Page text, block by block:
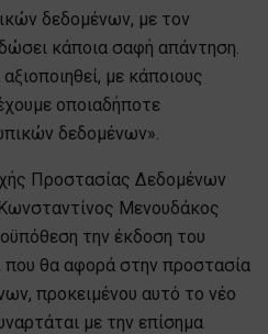
δεδομένων, με τον
κάποια σαφή απάντηση.
με κάποιους
οποιαδήποτε
δεδομένων».
Προστασίας Δεδομένων
Μενουδάκος
την έκδοση του
που θα αφορά στην προστασία
προκειμένου αυτό το νέο
με την επίσημα